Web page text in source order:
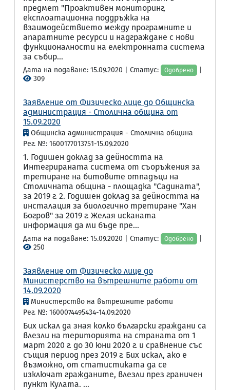
предмет "Проактивен мониторинг,
експлоатационна поддръжка на
взаимодействието между програмните и
апаратните ресурси и надграждане с нови
функционалности на електронната система
за събир...
Дата на подаване: 15.09.2020 | Статус: Одобрено
309
Заявление от Физическо лице до Общинска
администрация - Столична община от
15.09.2020
Общинска администрация - Столична община
Рег. №: 1600177013751-15.09.2020
1. Годишен доклад за дейността на
Интегрираната система от съоръжения за
третиране на битовите отпадъци на
Столичната община - площадка "Садината",
за 2019 г. 2. Годишен доклад за дейността на
инсталация за биологично третиране "Хан
Богров" за 2019 г. Желая исканата
информация да ми бъде пре...
Дата на подаване: 15.09.2020 | Статус: Одобрено
250
Заявление от Физическо лице до
Министерство на вътрешните работи от
14.09.2020
Министерство на вътрешните работи
Рег. №: 1600074495434-14.09.2020
Бих искал да зная колко български граждани са
влезли на територията на страната от 1
март 2020 г. до 30 юни 2020 г. и сравнение със
същия период през 2019 г. Бих искал, ако е
възможно, от статистиката да се
изключат гражданите, влезли през граничен
пункт Кулата. ...